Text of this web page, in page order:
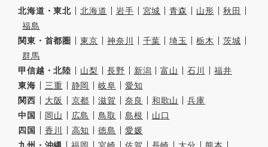
北海道・東北 北海道 岩手 宮城 青森 山形
秋田
福島
関東・首都圏
東京 神奈川 千葉 埼玉 栃木
茨城
群馬
甲信越・北陸
山梨 長野 新潟 富山 石川
福井
東海
三重 静岡 岐阜
愛知
関西
大阪 京都 滋賀 奈良 和歌山
兵庫
中国
岡山 広島 鳥取 島根
山口
四国
香川 高知 徳島
愛媛
九州・沖縄
福岡 宮崎 佐賀 長崎 大分
熊本